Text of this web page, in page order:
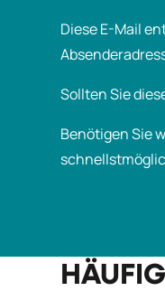
Diese E-Mail
Sollten Sie
Benötigen Sie